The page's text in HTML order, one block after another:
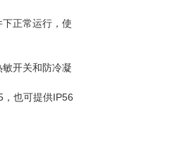
正常运行，使
开关和防冷凝
也可提供IP56